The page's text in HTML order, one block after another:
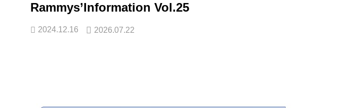
Rammys’Information Vol.25
2024.12.16 2026.07.22